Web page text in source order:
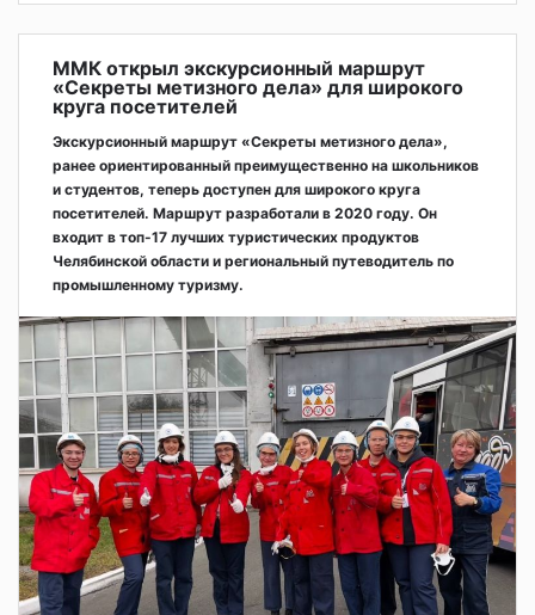
ММК открыл экскурсионный маршрут
«Секреты метизного дела» для широкого
круга посетителей
Экскурсионный маршрут «Секреты метизного дела»,
ранее ориентированный преимущественно на школьников
и студентов, теперь доступен для широкого круга
посетителей. Маршрут разработали в 2020 году. Он
входит в топ-17 лучших туристических продуктов
Челябинской области и региональный путеводитель по
промышленному туризму.